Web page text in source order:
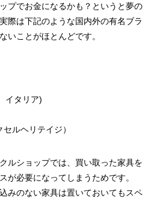
プでお金になるかも？というと夢の
際は下記のような国内外の有名ブラ
いことがほとんどです。
イタリア)
ルヘリテイジ）
ルショップでは、買い取った家具を
が必要になってしまうためです。
みのない家具は置いておいてもスペ